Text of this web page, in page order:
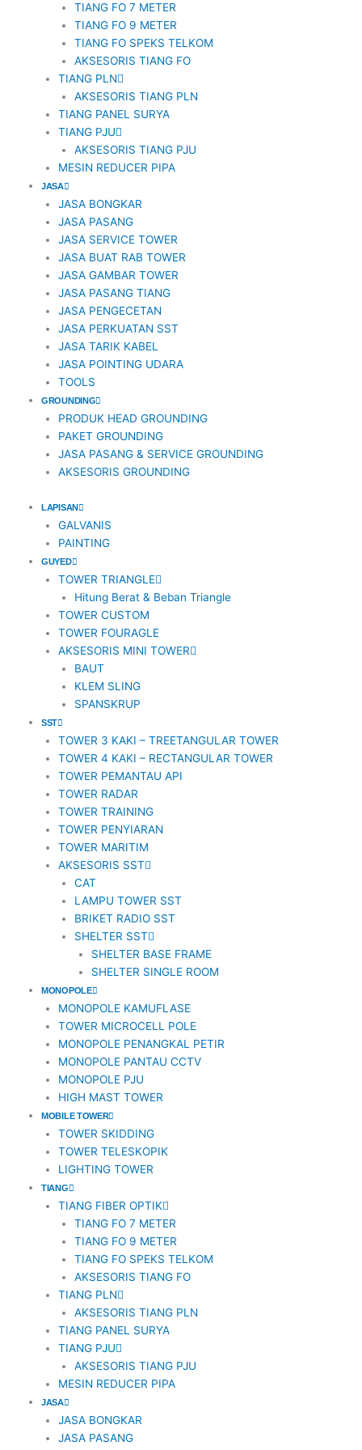
TIANG FO 7 METER
TIANG FO 9 METER
TIANG FO SPEKS TELKOM
AKSESORIS TIANG FO
TIANG PLN
AKSESORIS TIANG PLN
TIANG PANEL SURYA
TIANG PJU
AKSESORIS TIANG PJU
MESIN REDUCER PIPA
JASA
JASA BONGKAR
JASA PASANG
JASA SERVICE TOWER
JASA BUAT RAB TOWER
JASA GAMBAR TOWER
JASA PASANG TIANG
JASA PENGECETAN
JASA PERKUATAN SST
JASA TARIK KABEL
JASA POINTING UDARA
TOOLS
GROUNDING
PRODUK HEAD GROUNDING
PAKET GROUNDING
JASA PASANG & SERVICE GROUNDING
AKSESORIS GROUNDING
LAPISAN
GALVANIS
PAINTING
GUYED
TOWER TRIANGLE
Hitung Berat & Beban Triangle
TOWER CUSTOM
TOWER FOURAGLE
AKSESORIS MINI TOWER
BAUT
KLEM SLING
SPANSKRUP
SST
TOWER 3 KAKI – TREETANGULAR TOWER
TOWER 4 KAKI – RECTANGULAR TOWER
TOWER PEMANTAU API
TOWER RADAR
TOWER TRAINING
TOWER PENYIARAN
TOWER MARITIM
AKSESORIS SST
CAT
LAMPU TOWER SST
BRIKET RADIO SST
SHELTER SST
SHELTER BASE FRAME
SHELTER SINGLE ROOM
MONOPOLE
MONOPOLE KAMUFLASE
TOWER MICROCELL POLE
MONOPOLE PENANGKAL PETIR
MONOPOLE PANTAU CCTV
MONOPOLE PJU
HIGH MAST TOWER
MOBILE TOWER
TOWER SKIDDING
TOWER TELESKOPIK
LIGHTING TOWER
TIANG
TIANG FIBER OPTIK
TIANG FO 7 METER
TIANG FO 9 METER
TIANG FO SPEKS TELKOM
AKSESORIS TIANG FO
TIANG PLN
AKSESORIS TIANG PLN
TIANG PANEL SURYA
TIANG PJU
AKSESORIS TIANG PJU
MESIN REDUCER PIPA
JASA
JASA BONGKAR
JASA PASANG